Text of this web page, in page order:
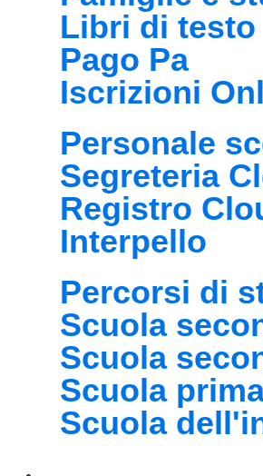
Libri di testo
Pago Pa
Iscrizioni
Personale
Segreteria
Registro
Interpello
Percorsi di
Scuola
Scuola
Scuola
Scuola